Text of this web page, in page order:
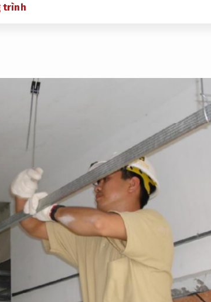
trình